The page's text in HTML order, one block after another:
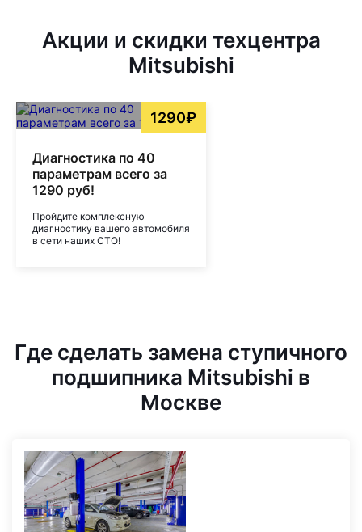
Акции и скидки техцентра
Mitsubishi
1290₽
Диагностика по 40
параметрам всего за
1290 руб!
Пройдите комплексную
диагностику вашего автомобиля
в сети наших СТО!
Где сделать замена ступичного
подшипника Mitsubishi в
Москве